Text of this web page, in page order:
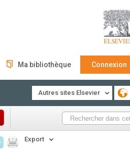
Ma bibliothèque Connexion
Autres sites Elsevier
Export